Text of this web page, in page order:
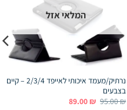
המלאי אזל
נרתיק/מעמד איכותי לאייפד 2/3/4 – קיים
בצבעים
95.00₪ המחיר
89.00₪ המחיר